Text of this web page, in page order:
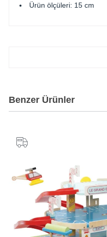
Ürün ölçüleri: 15 cm
Benzer Ürünler